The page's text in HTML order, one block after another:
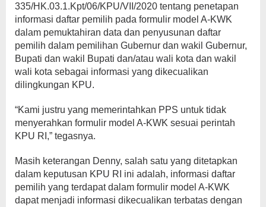
335/HK.03.1.Kpt/06/KPU/VII/2020 tentang penetapan
informasi daftar pemilih pada formulir model A-KWK
dalam pemuktahiran data dan penyusunan daftar
pemilih dalam pemilihan Gubernur dan wakil Gubernur,
Bupati dan wakil Bupati dan/atau wali kota dan wakil
wali kota sebagai informasi yang dikecualikan
dilingkungan KPU.
“Kami justru yang memerintahkan PPS untuk tidak
menyerahkan formulir model A-KWK sesuai perintah
KPU RI,” tegasnya.
Masih keterangan Denny, salah satu yang ditetapkan
dalam keputusan KPU RI ini adalah, informasi daftar
pemilih yang terdapat dalam formulir model A-KWK
dapat menjadi informasi dikecualikan terbatas dengan